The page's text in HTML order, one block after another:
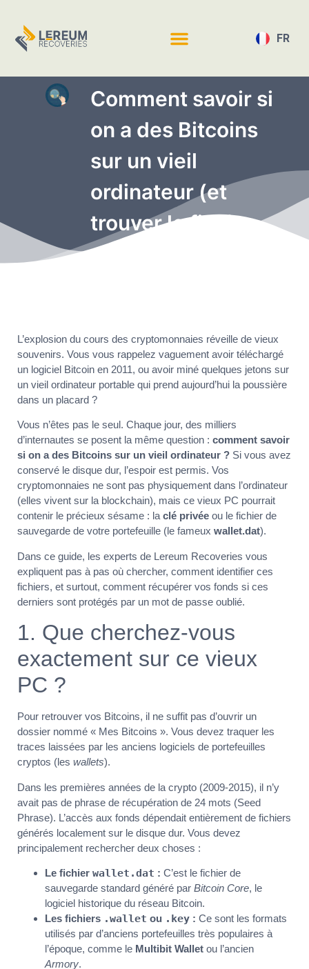
FR
EN
Comment savoir si
on a des Bitcoins
sur un vieil
ordinateur (et
trouver le fichier
wallet.dat) ?
L’explosion du cours des cryptomonnaies réveille de vieux
souvenirs. Vous vous rappelez vaguement avoir téléchargé
un logiciel Bitcoin en 2011, ou avoir miné quelques jetons sur
un vieil ordinateur portable qui prend aujourd’hui la poussière
dans un placard ?
Vous n’êtes pas le seul. Chaque jour, des milliers
d’internautes se posent la même question : comment savoir
si on a des Bitcoins sur un vieil ordinateur ? Si vous avez
conservé le disque dur, l’espoir est permis. Vos
cryptomonnaies ne sont pas physiquement dans l’ordinateur
(elles vivent sur la blockchain), mais ce vieux PC pourrait
contenir le précieux sésame : la clé privée ou le fichier de
sauvegarde de votre portefeuille (le fameux wallet.dat).
Dans ce guide, les experts de Lereum Recoveries vous
expliquent pas à pas où chercher, comment identifier ces
fichiers, et surtout, comment récupérer vos fonds si ces
derniers sont protégés par un mot de passe oublié.
1. Que cherchez-vous
exactement sur ce vieux
PC ?
Pour retrouver vos Bitcoins, il ne suffit pas d’ouvrir un
dossier nommé « Mes Bitcoins ». Vous devez traquer les
traces laissées par les anciens logiciels de portefeuilles
cryptos (les wallets).
Dans les premières années de la crypto (2009-2015), il n’y
avait pas de phrase de récupération de 24 mots (Seed
Phrase). L’accès aux fonds dépendait entièrement de fichiers
générés localement sur le disque dur. Vous devez
principalement rechercher deux choses :
Le fichier wallet.dat : C’est le fichier de
sauvegarde standard généré par Bitcoin Core, le
logiciel historique du réseau Bitcoin.
Les fichiers .wallet ou .key : Ce sont les formats
utilisés par d’anciens portefeuilles très populaires à
l’époque, comme le Multibit Wallet ou l’ancien
Armory.